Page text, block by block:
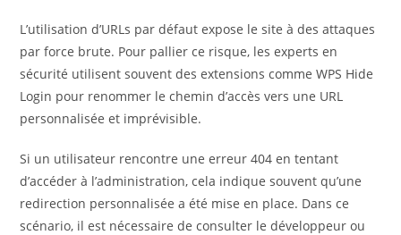
L’utilisation d’URLs par défaut expose le site à des attaques
par force brute. Pour pallier ce risque, les experts en
sécurité utilisent souvent des extensions comme WPS Hide
Login pour renommer le chemin d’accès vers une URL
personnalisée et imprévisible.
Si un utilisateur rencontre une erreur 404 en tentant
d’accéder à l’administration, cela indique souvent qu’une
redirection personnalisée a été mise en place. Dans ce
scénario, il est nécessaire de consulter le développeur ou